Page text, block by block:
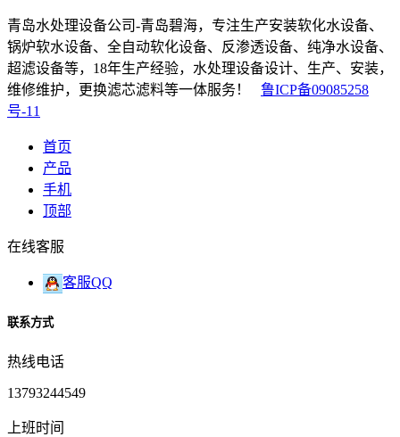
青岛水处理设备公司-青岛碧海，专注生产安装软化水设备、
锅炉软水设备、全自动软化设备、反渗透设备、纯净水设备、
超滤设备等，18年生产经验，水处理设备设计、生产、安装，
维修维护，更换滤芯滤料等一体服务！ 鲁ICP备09085258
号-11
首页
产品
手机
顶部
在线客服
客服QQ
联系方式
热线电话
13793244549
上班时间